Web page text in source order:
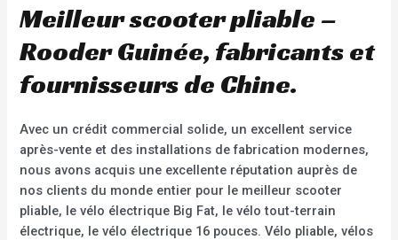
Meilleur scooter pliable –
Rooder Guinée, fabricants et
fournisseurs de Chine.
Avec un crédit commercial solide, un excellent service
après-vente et des installations de fabrication modernes,
nous avons acquis une excellente réputation auprès de
nos clients du monde entier pour le meilleur scooter
pliable, le vélo électrique Big Fat, le vélo tout-terrain
électrique, le vélo électrique 16 pouces. Vélo pliable, vélos